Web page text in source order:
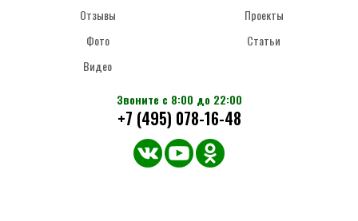
Отзывы
Фото
Видео
Проекты
Статьи
Звоните с 8:00 до 22:00
+7 (495) 078-16-48